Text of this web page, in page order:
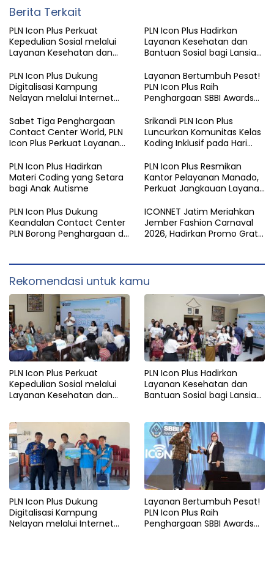
Berita Terkait
PLN Icon Plus Perkuat
Kepedulian Sosial melalui
Layanan Kesehatan dan
Lansia di Malang
PLN Icon Plus Hadirkan
Layanan Kesehatan dan
Bantuan Sosial bagi Lansia
Malang
PLN Icon Plus Dukung
Digitalisasi Kampung
Nelayan melalui Internet
Rajatama
Layanan Bertumbuh Pesat!
PLN Icon Plus Raih
Penghargaan SBBI Awards
Sabet Tiga Penghargaan
Contact Center World, PLN
Icon Plus Perkuat Layanan
Center ICONNET
Srikandi PLN Icon Plus
Luncurkan Komunitas Kelas
Koding Inklusif pada Hari
PLN Icon Plus Hadirkan
Materi Coding yang Setara
bagi Anak Autisme
PLN Icon Plus Resmikan
Kantor Pelayanan Manado,
Perkuat Jangkauan Layanan
PLN Icon Plus Dukung
Keandalan Contact Center
PLN Borong Penghargaan di
ICONNET Jatim Meriahkan
Jember Fashion Carnaval
2026, Hadirkan Promo Gratis
Rekomendasi untuk kamu
PLN Icon Plus Perkuat
Kepedulian Sosial melalui
Layanan Kesehatan dan
PLN Icon Plus Hadirkan
Layanan Kesehatan dan
Bantuan Sosial bagi Lansia
PLN Icon Plus Dukung
Digitalisasi Kampung
Nelayan melalui Internet
Layanan Bertumbuh Pesat!
PLN Icon Plus Raih
Penghargaan SBBI Awards